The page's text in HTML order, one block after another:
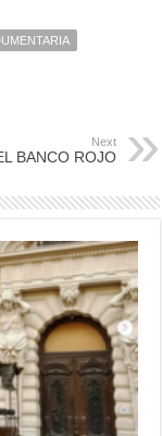
Next
BANCO ROJO